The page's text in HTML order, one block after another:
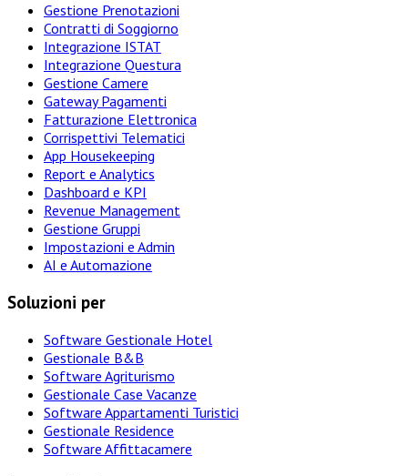
Gestione Prenotazioni
Contratti di Soggiorno
Integrazione ISTAT
Integrazione Questura
Gestione Camere
Gateway Pagamenti
Fatturazione Elettronica
Corrispettivi Telematici
App Housekeeping
Report e Analytics
Dashboard e KPI
Revenue Management
Gestione Gruppi
Impostazioni e Admin
AI e Automazione
Soluzioni per
Software Gestionale Hotel
Gestionale B&B
Software Agriturismo
Gestionale Case Vacanze
Software Appartamenti Turistici
Gestionale Residence
Software Affittacamere